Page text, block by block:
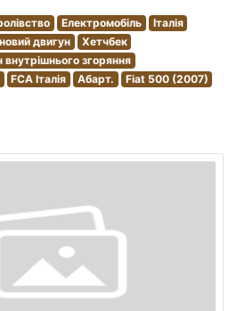
Електромобіль
Італія
двигун
Хетчбек
внутрішнього згоряння
FCA Італія Абарт.
Fiat 500 (2007)